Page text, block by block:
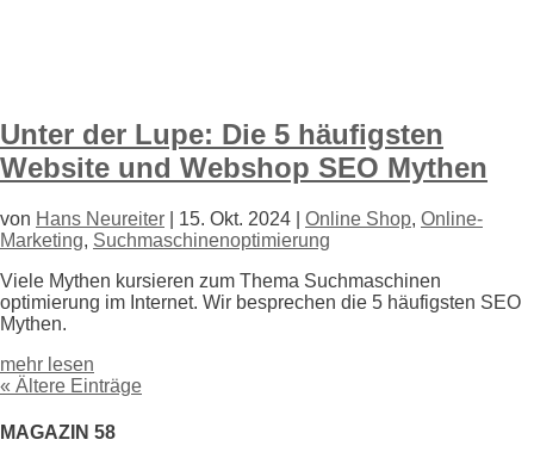
Unter der Lupe: Die 5 häufigsten
Website und Webshop SEO Mythen
von Hans Neureiter 15. Okt. 2024 Online Shop, Online-
Marketing, Suchmaschinenoptimierung
Viele Mythen kursieren zum Thema Suchmaschinen
optimierung im Internet. Wir besprechen die 5 häufigsten SEO
Mythen.
mehr lesen
« Ältere Einträge
MAGAZIN 58